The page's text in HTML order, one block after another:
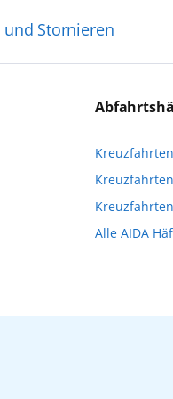
englischsprachige
Stornieren
über aida.de/
empfehlen
Alle AIDA